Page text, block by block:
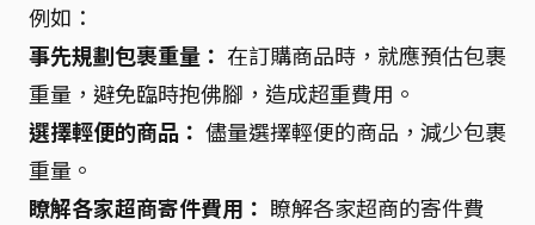
例如：
事先規劃包裹重量： 在訂購商品時，就應預估包裹
重量，避免臨時抱佛腳，造成超重費用。
選擇輕便的商品： 儘量選擇輕便的商品，減少包裹
重量。
瞭解各家超商寄件費用： 瞭解各家超商的寄件費